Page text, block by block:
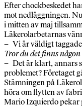
Efter chockbeskedet
mot nedläggningen.
i mitten av maj
Läkerolarbetarnas
– Vi är väldigt
Tror du det finns
– Det är klart, annars
problemet? Företaget
Stämningen på
höra om flytten av
Mario Izquierdo pekar